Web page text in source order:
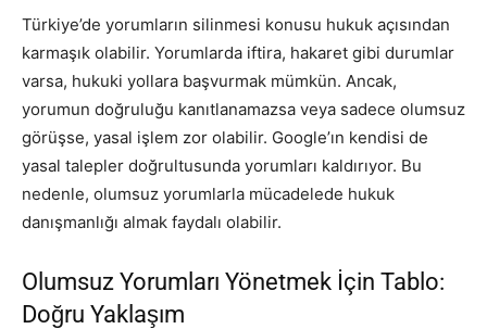
Türkiye’de yorumların silinmesi konusu hukuk açısından
karmaşık olabilir. Yorumlarda iftira, hakaret gibi durumlar
varsa, hukuki yollara başvurmak mümkün. Ancak,
yorumun doğruluğu kanıtlanamazsa veya sadece olumsuz
görüşse, yasal işlem zor olabilir. Google’ın kendisi de
yasal talepler doğrultusunda yorumları kaldırıyor. Bu
nedenle, olumsuz yorumlarla mücadelede hukuk
danışmanlığı almak faydalı olabilir.
Olumsuz Yorumları Yönetmek İçin Tablo:
Doğru Yaklaşım